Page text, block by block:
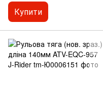
Купити